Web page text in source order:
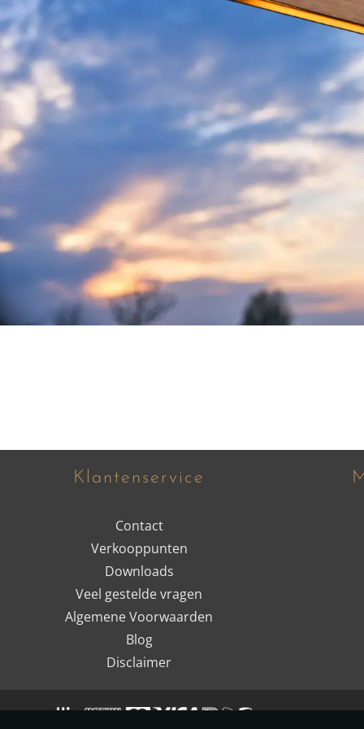
Klantenservice
Contact
Verkooppunten
Downloads
Veel gestelde vragen
Algemene Voorwaarden
Blog
Disclaimer